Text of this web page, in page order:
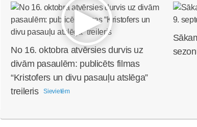
No 16. oktobra atvērsies durvis uz
divām pasaulēm: publicēts filmas
“Kristofers un divu pasauļu atslēga”
treileris
Sievietēm